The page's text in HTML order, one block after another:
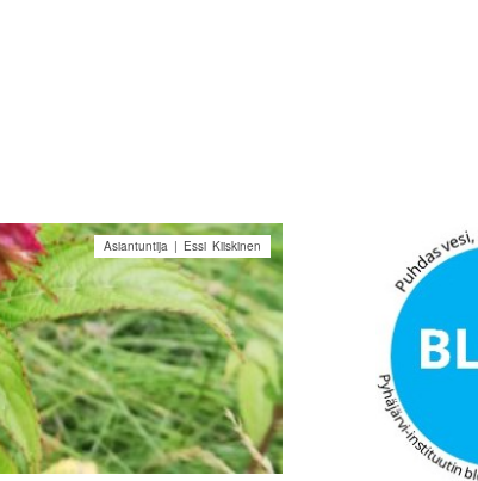
Asiantuntija | Essi Kiiskinen